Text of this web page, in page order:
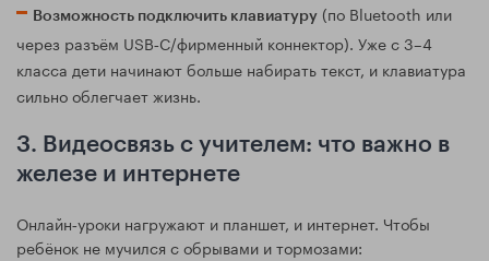
Возможность подключить клавиатуру (по Bluetooth или
через разъём USB‑C/фирменный коннектор). Уже с 3–4
класса дети начинают больше набирать текст, и клавиатура
сильно облегчает жизнь.
3. Видеосвязь с учителем: что важно в
железе и интернете
Онлайн‑уроки нагружают и планшет, и интернет. Чтобы
ребёнок не мучился с обрывами и тормозами: